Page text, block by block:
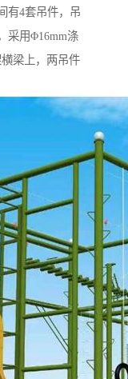
有4套吊件，吊
采用Φ16mm涤
梁上，两吊件